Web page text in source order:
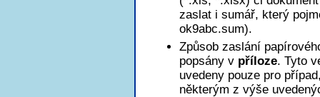
zaslat i sumář, který
ok9abc.sum).
Způsob zaslání
popsány v příloze. Tyto
uvedeny pouze pro
některým z výše